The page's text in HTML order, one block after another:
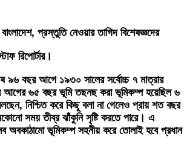
প্রস্তুতি নেওয়ার তাগিদ বিশেষজ্ঞদের
রিপোর্টার।
৯৬ বছর আগে ১৯৩০ সালের সর্বোচ্চ ৭ মাত্রার
আগের ৬৫ বছর ভূমি তছনছ করা ভূমিকম্প হয়েছিল ৬
নিশ্চিত করে কিছু বলা না গেলেও প্রায় শত বছর
সময় তীব্র ঝাঁকুনি সৃষ্টি করতে পারে। এ
অবকাঠামো ভূমিকম্প সহনীয় করে তোলাই হবে প্রধান